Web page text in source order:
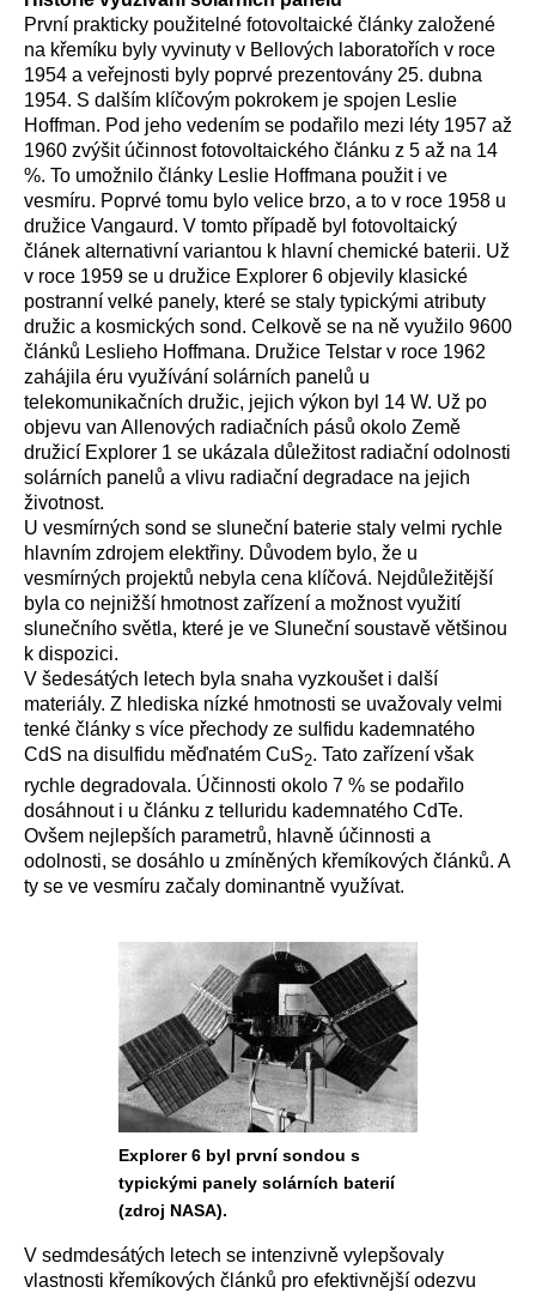
První prakticky použitelné fotovoltaické články založené
na křemíku byly vyvinuty v Bellových laboratořích v roce
1954 a veřejnosti byly poprvé prezentovány 25. dubna
1954. S dalším klíčovým pokrokem je spojen Leslie
Hoffman. Pod jeho vedením se podařilo mezi léty 1957 až
1960 zvýšit účinnost fotovoltaického článku z 5 až na 14
%. To umožnilo články Leslie Hoffmana použit i ve
vesmíru. Poprvé tomu bylo velice brzo, a to v roce 1958 u
družice Vangaurd. V tomto případě byl fotovoltaický
článek alternativní variantou k hlavní chemické baterii. Už
v roce 1959 se u družice Explorer 6 objevily klasické
postranní velké panely, které se staly typickými atributy
družic a kosmických sond. Celkově se na ně využilo 9600
článků Leslieho Hoffmana. Družice Telstar v roce 1962
zahájila éru využívání solárních panelů u
telekomunikačních družic, jejich výkon byl 14 W. Už po
objevu van Allenových radiačních pásů okolo Země
družicí Explorer 1 se ukázala důležitost radiační odolnosti
solárních panelů a vlivu radiační degradace na jejich
životnost.
U vesmírných sond se sluneční baterie staly velmi rychle
hlavním zdrojem elektřiny. Důvodem bylo, že u
vesmírných projektů nebyla cena klíčová. Nejdůležitější
byla co nejnižší hmotnost zařízení a možnost využití
slunečního světla, které je ve Sluneční soustavě většinou
k dispozici.
V šedesátých letech byla snaha vyzkoušet i další
materiály. Z hlediska nízké hmotnosti se uvažovaly velmi
tenké články s více přechody ze sulfidu kademnatého
CdS na disulfidu měďnatém CuS2. Tato zařízení však
rychle degradovala. Účinnosti okolo 7 % se podařilo
dosáhnout i u článku z telluridu kademnatého CdTe.
Ovšem nejlepších parametrů, hlavně účinnosti a
odolnosti, se dosáhlo u zmíněných křemíkových článků. A
ty se ve vesmíru začaly dominantně využívat.
Explorer 6 byl první sondou s
typickými panely solárních baterií
(zdroj NASA).
V sedmdesátých letech se intenzivně vylepšovaly
vlastnosti křemíkových článků pro efektivnější odezvu